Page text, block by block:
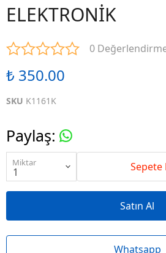
ELEKTRONİK
0
₺ 350.00
SKU K1161K
Paylaş:
Miktar Sepete
Satın Al
Whatsapp